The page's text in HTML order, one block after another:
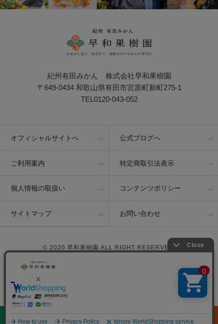
紀州有田みかん 株式会社早和果樹園
〒649-0434 和歌山県有田市宮原町新町275-1
TEL0120-043-052
オフィシャルサイトへ 公式ブログへ
ご利用案内 特定商取引法表示
個人情報の取扱い コンテンツポリシー
サイトマップ お問い合わせ
© 2020 早和果樹園 ALL RIGHT RESERVED.